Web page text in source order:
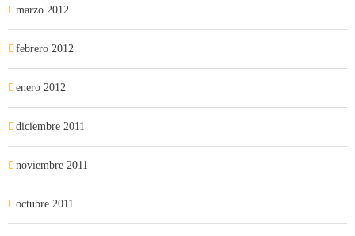
marzo 2012
febrero 2012
enero 2012
diciembre 2011
noviembre 2011
octubre 2011